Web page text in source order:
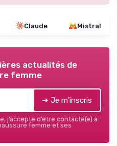
Claude Mistral
actualités de
femme
➔ Je m'inscris
j’accepte d’être contacté(e) à
femme et ses